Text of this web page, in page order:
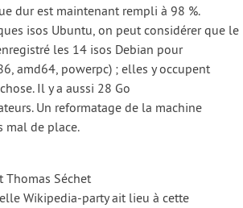
dur est maintenant rempli à 98 %.
isos Ubuntu, on peut considérer que le
les 14 isos Debian pour
amd64, powerpc) ; elles y occupent
Il y a aussi 28 Go
Un reformatage de la machine
mal de place.
Thomas Séchet
Wikipedia-party ait lieu à cette